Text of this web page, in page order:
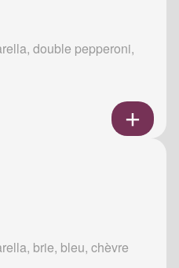
double pepperoni,
brie, bleu, chèvre